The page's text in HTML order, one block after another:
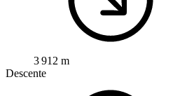
3 912 m
Descente